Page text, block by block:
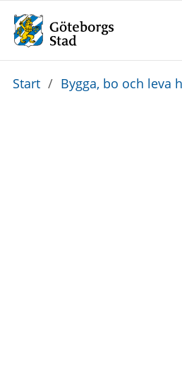
Du
Start / Bygga, bo och leva